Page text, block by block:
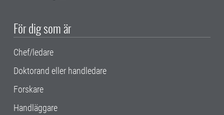
För dig som är
Chef/ledare
Doktorand eller handledare
Forskare
Handläggare